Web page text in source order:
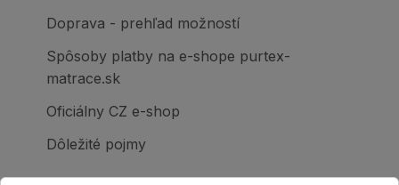
Doprava - prehľad možností
Spôsoby platby na e-shope purtex-
matrace.sk
Oficiálny CZ e-shop
Dôležité pojmy